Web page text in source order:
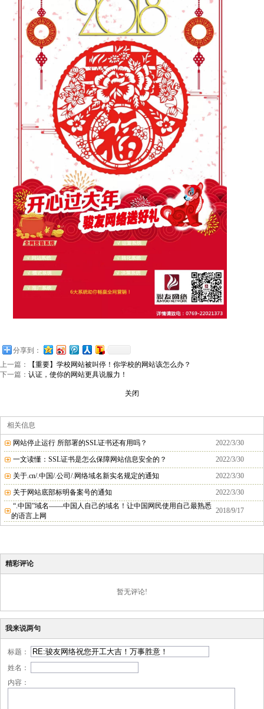
分享到：
上一篇：
【重要】学校网站被叫停！你学校的网站该怎么办？
下一篇： 认证，使你的网站更具说服力！
关闭
相关信息
网站停止运行 所部署的SSL证书还有用吗？
2022/3/30
一文读懂：SSL证书是怎么保障网站信息安全的？
2022/3/30
关于.cn/.中国/.公司/.网络域名新实名规定的通知
2022/3/30
关于网站底部标明备案号的通知
2022/3/30
“.中国”域名——中国人自己的域名！让中国网民使用自己最熟悉
的语言上网
2018/9/17
精彩评论
暂无评论!
我来说两句
标题：
姓名：
内容：